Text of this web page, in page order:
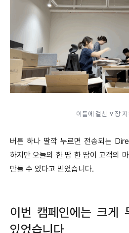
이틀에 걸친 포장
버튼 하나 딸깍 누르면 전송되는
하지만 오늘의 한 땀 한 땀이 고객의
만들 수 있다고 믿었습니다.
이번 캠페인에는 크게
있었습니다